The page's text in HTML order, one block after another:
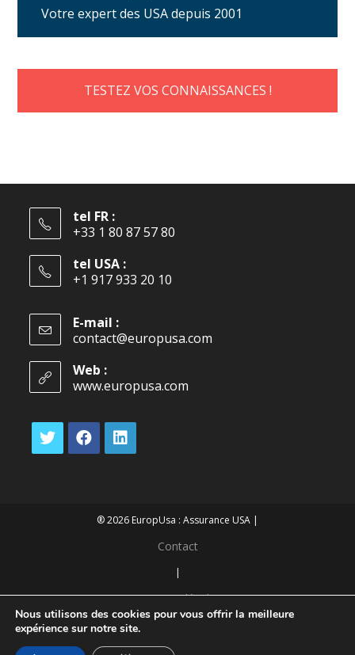
Votre expert des USA depuis 2001
TESTEZ VOS CONNAISSANCES !
tel FR :
+33 1 80 87 57 80
tel USA :
+1 917 933 20 10
E-mail :
contact@europusa.com
Web :
www.europusa.com
® 2026 EuropUsa : Assurance USA |
Contact
|
Mentions légales
Confidentialité des données
Nous utilisons des cookies pour vous offrir la meilleure
expérience sur notre site.